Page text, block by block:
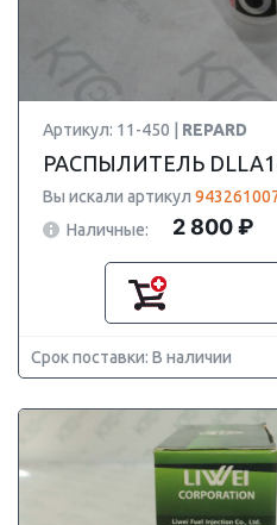
Артикул: 11-450 | REPARD
РАСПЫЛИТЕЛЬ
Вы искали артикул
Наличные:
2 800 ₽
Срок поставки: В наличии